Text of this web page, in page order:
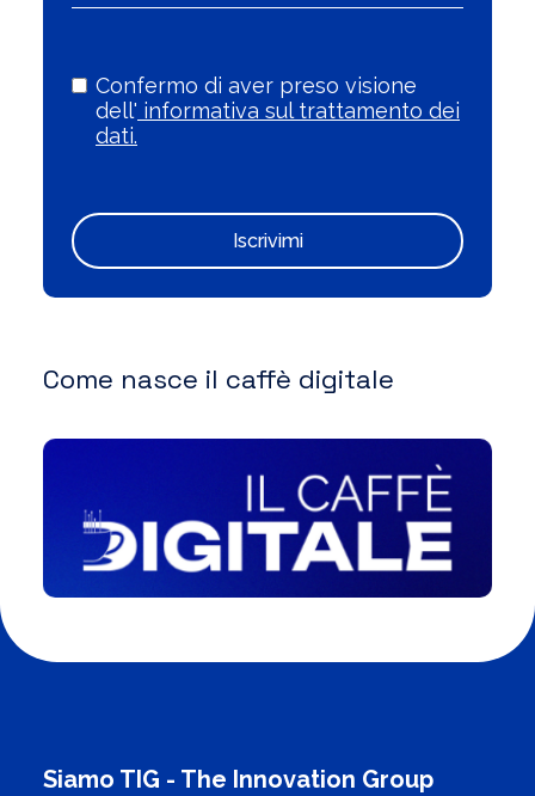
Confermo di aver preso visione
dell' informativa sul trattamento dei
dati.
Iscrivimi
Come nasce il caffè digitale
Siamo TIG - The Innovation Group